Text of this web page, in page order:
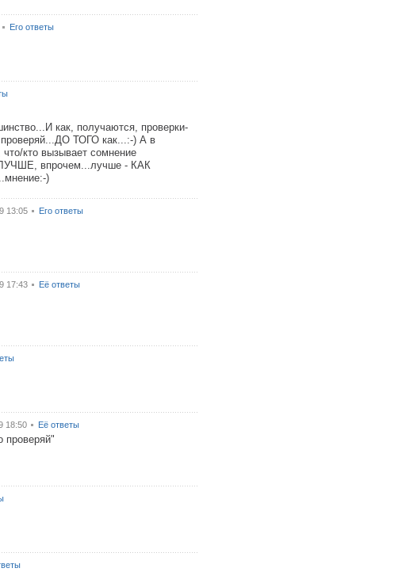
Его ответы
как, получаются, проверки-
ТОГО как...:-) А в
кто вызывает сомнение
впрочем...лучше - КАК
)
13:05 Его ответы
17:43 Её ответы
18:50 Её ответы
проверяй"